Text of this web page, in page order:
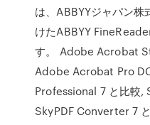
は、ABBYYジャパン
けたABBYY
す。 Adobe Acrobat
Adobe Acrobat Pro
Professional 7 と比較,
SkyPDF Converter 7